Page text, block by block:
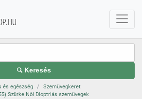
Keresés
és egészség
Szemüvegkeret
Szürke Női Dioptriás szemüvegek